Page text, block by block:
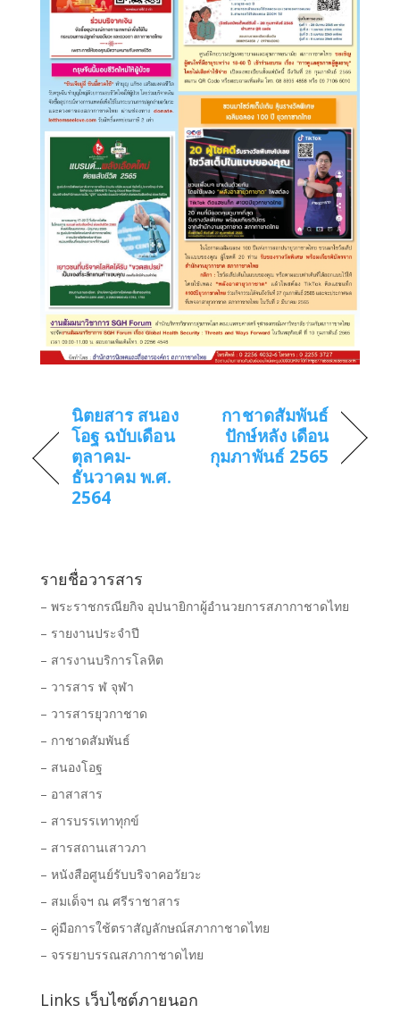
นิตยสาร สนอง
โอฐ ฉบับเดือน
ตุลาคม-
ธันวาคม พ.ศ.
2564
กาชาดสัมพันธ์
ปักษ์หลัง เดือน
กุมภาพันธ์ 2565
รายชื่อวารสาร
– พระราชกรณียกิจ อุปนายิกาผู้อำนวยการสภากาชาดไทย
– รายงานประจำปี
– สารงานบริการโลหิต
– วารสาร ฬ จุฬา
– วารสารยุวกาชาด
– กาชาดสัมพันธ์
– สนองโอฐ
– อาสาสาร
– สารบรรเทาทุกข์
– สารสถานเสาวภา
– หนังสือศูนย์รับบริจาคอวัยวะ
– สมเด็จฯ ณ ศรีราชาสาร
– คู่มือการใช้ตราสัญลักษณ์สภากาชาดไทย
– จรรยาบรรณสภากาชาดไทย
Links เว็บไซต์ภายนอก